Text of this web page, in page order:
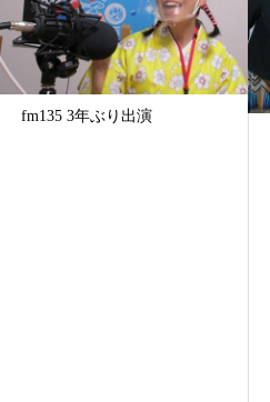
fm135 3年ぶり出演